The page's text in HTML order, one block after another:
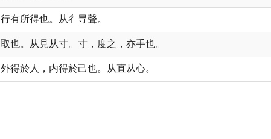
行有所得也。从彳㝵聲。
取也。从見从寸。寸，度之，亦手也。
外得於人，内得於己也。从直从心。